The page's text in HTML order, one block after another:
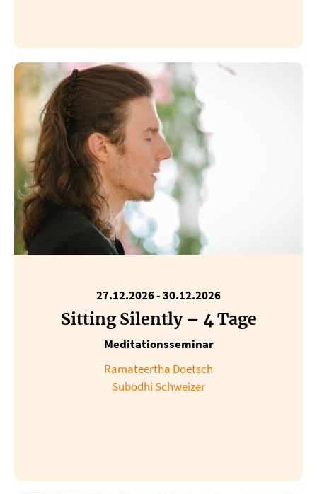
27.12.2026-30.12.2026
Sitting Silently – 4 Tage
Meditationsseminar
Ramateertha Doetsch
Subodhi Schweizer